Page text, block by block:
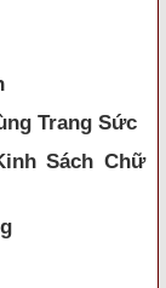
Trang Sức
Sách Chữ